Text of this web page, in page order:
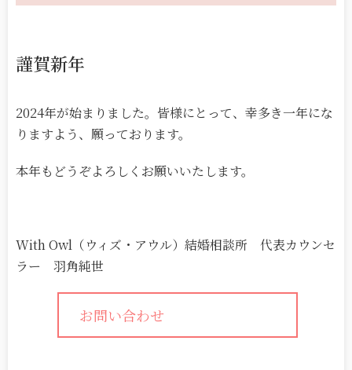
謹賀新年
2024年が始まりました。皆様にとって、幸多き一年にな
りますよう、願っております。
本年もどうぞよろしくお願いいたします。
With Owl（ウィズ・アウル）結婚相談所 代表カウンセ
ラー 羽角純世
お問い合わせ